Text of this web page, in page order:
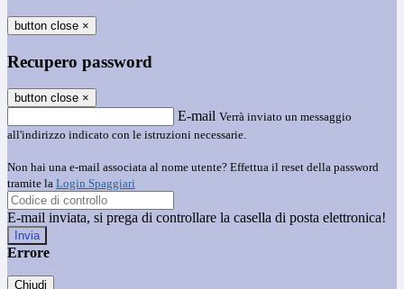
button close ×
Recupero password
button close ×
E-mail Verrà inviato un messaggio
all'indirizzo indicato con le istruzioni necessarie.
Non hai una e-mail associata al nome utente? Effettua il reset della password
tramite la Login Spaggiari
E-mail inviata, si prega di controllare la casella di posta elettronica!
Errore
Chiudi